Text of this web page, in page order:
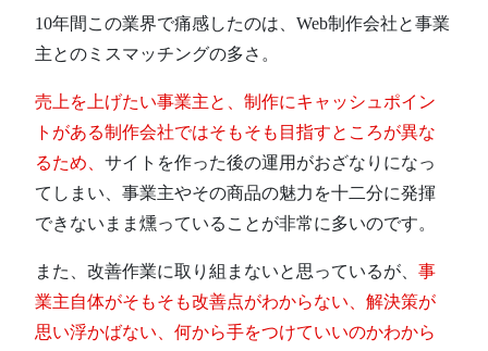
10年間この業界で痛感したのは、Web制作会社と事業
主とのミスマッチングの多さ。
売上を上げたい事業主と、制作にキャッシュポイン
トがある制作会社ではそもそも目指すところが異な
るため、サイトを作った後の運用がおざなりになっ
てしまい、事業主やその商品の魅力を十二分に発揮
できないまま燻っていることが非常に多いのです。
また、改善作業に取り組まないと思っているが、事
業主自体がそもそも改善点がわからない、解決策が
思い浮かばない、何から手をつけていいのかわから